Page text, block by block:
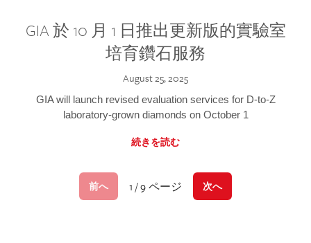
GIA 於 10 月 1 日推出更新版的實驗室
培育鑽石服務
August 25, 2025
GIA will launch revised evaluation services for D-to-Z
laboratory-grown diamonds on October 1
続きを読む
前へ 1 / 9 ページ 次へ